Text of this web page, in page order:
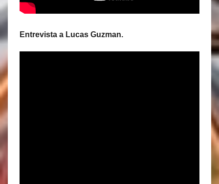
Entrevista a Lucas Guzman.